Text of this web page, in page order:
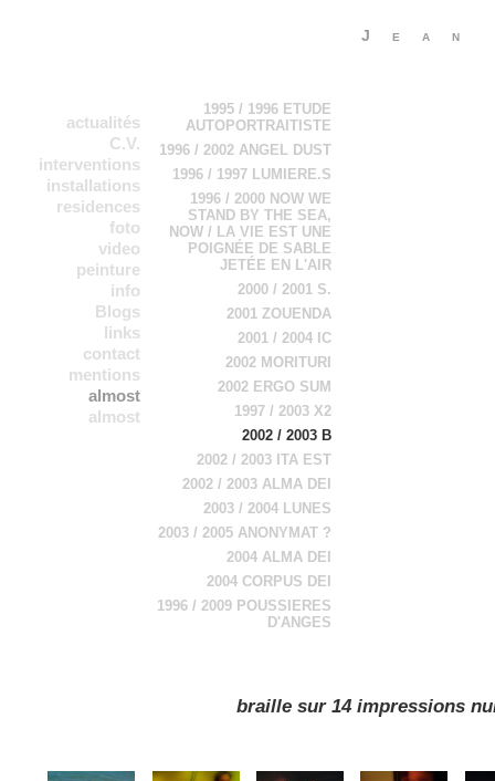
actualités
C.V.
interventions
installations
residences
foto
video
peinture
info
Blogs
links
contact
mentions
legales
almost
everything in a
almost
1995 / 1996 ETUDE
AUTOPORTRAITISTE
1996 / 2002 ANGEL DUST
1996 / 1997 LUMIERE.S
1996 / 2000 NOW WE
STAND BY THE SEA,
NOW / LA VIE EST UNE
POIGNÉE DE SABLE
JETÉE EN L'AIR
2000 / 2001 S.
2001 ZOUENDA
2001 / 2004 IC
2002 MORITURI
2002 ERGO SUM
1997 / 2003 X2
2002 / 2003 B
2002 / 2003 ITA EST
2002 / 2003 ALMA DEI
2003 / 2004 LUNES
2003 / 2005 ANONYMAT ?
2004 ALMA DEI
2004 CORPUS DEI
1996 / 2009 POUSSIERES
D'ANGES
braille sur 14 impressions